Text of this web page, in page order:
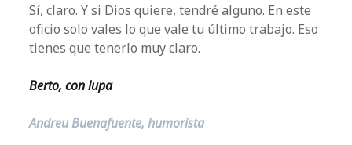
Sí, claro. Y si Dios quiere, tendré alguno. En este
oficio solo vales lo que vale tu último trabajo. Eso
tienes que tenerlo muy claro.
Berto, con lupa
Andreu Buenafuente, humorista